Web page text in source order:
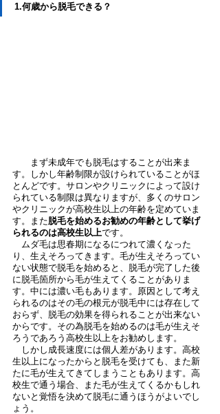
1.何歳から脱毛できる？
まず未成年でも脱毛はすることが出来ま
す。しかし年齢制限が設けられていることがほ
とんどです。サロンやクリニックによって設け
られている制限は異なりますが、多くのサロン
やクリニックが高校生以上の年齢を定めていま
す。また脱毛を始めるお勧めの年齢として挙げ
られるのは高校生以上です。
ムダ毛は思春期になるにつれて濃くなった
り、生えそろってきます。毛が生えそろってい
ない状態で脱毛を始めると、脱毛が完了した後
に脱毛箇所から毛が生えてくることがありま
す。中には濃い毛もあります。原因として考え
られるのはその毛の根元が脱毛中には存在して
おらず、脱毛の効果を得られることが出来ない
からです。その為脱毛を始めるのは毛が生えそ
ろうであろう高校生以上をお勧めします。
しかし成長速度には個人差があります。高校
生以上になったからと脱毛を受けても、また新
たに毛が生えてきてしまうこともあります。高
校生で通う場合、また毛が生えてくるかもしれ
ないと覚悟を決めて脱毛に通うほうがよいでし
ょう。